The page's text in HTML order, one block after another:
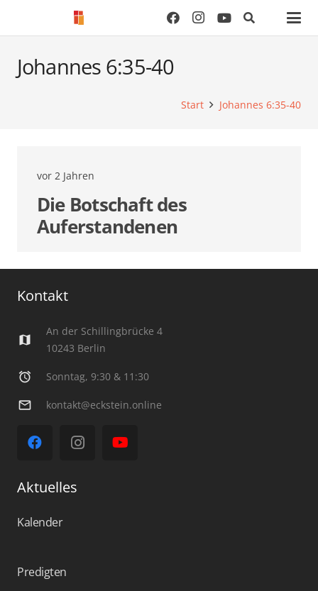
Johannes 6:35-40
Start Johannes 6:35-40
vor 2 Jahren
Die Botschaft des
Auferstandenen
Kontakt
map
An der Schillingbrücke 4
10243 Berlin
alarm Sonntag, 9:30 & 11:30
mail_outline kontakt@eckstein.online
Aktuelles
Kalender
Predigten